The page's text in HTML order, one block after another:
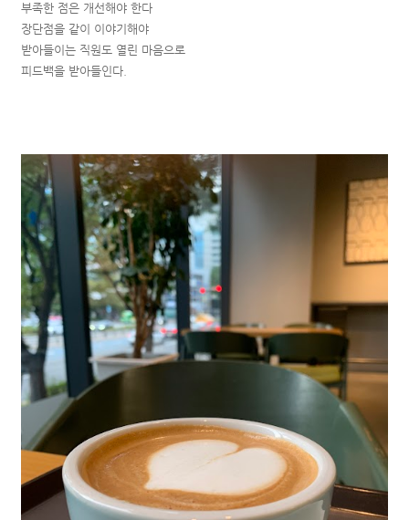
부족한 점은 개선해야 한다
장단점을 같이 이야기해야
받아들이는 직원도 열린 마음으로
피드백을 받아들인다.